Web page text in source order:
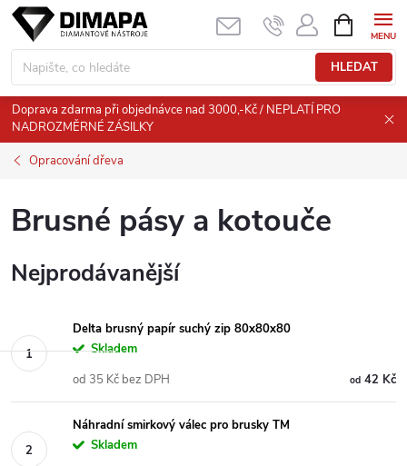
Přejít
obsah
HLEDAT
NÁKUPNÍ
KOŠÍK
Doprava zdarma při objednávce nad 3000,-Kč / NEPLATÍ PRO
NADROZMĚRNÉ ZÁSILKY
Opracování dřeva
Brusné pásy a kotouče
Nejprodávanější
Delta brusný papír suchý zip 80x80x80
Skladem
od42 Kč
od 35 Kč bez DPH
Náhradní smirkový válec pro brusky TM
Skladem